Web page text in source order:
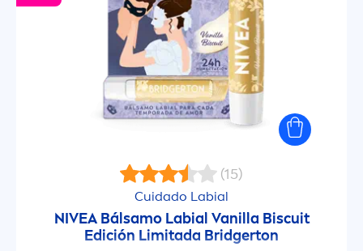
(15)
Cuidado Labial
NIVEABálsamo Labial VanillaBiscuit
Edición Limitada Bridgerton